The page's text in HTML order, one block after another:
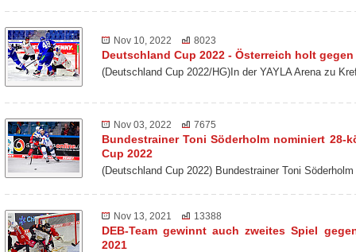
Nov 10, 2022 8023
Deutschland Cup 2022 - Österreich holt
(Deutschland Cup 2022/HG)In der YAYLA Arena zu
Nov 03, 2022 7675
Bundestrainer Toni Söderholm nominiert
Cup 2022
(Deutschland Cup 2022) Bundestrainer Toni
Nov 13, 2021 13388
DEB-Team gewinnt auch zweites Spiel
2021